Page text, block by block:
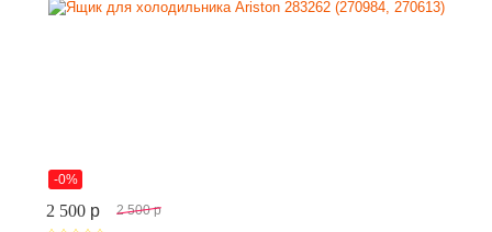
-0%
2 500 p 2 500 p